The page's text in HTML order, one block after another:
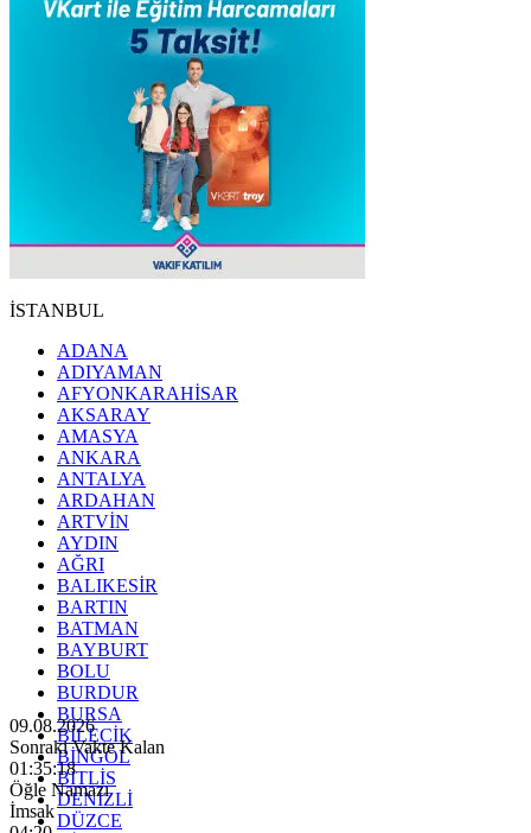
İSTANBUL
ADANA
ADIYAMAN
AFYONKARAHİSAR
AKSARAY
AMASYA
ANKARA
ANTALYA
ARDAHAN
ARTVİN
AYDIN
AĞRI
BALIKESİR
BARTIN
BATMAN
BAYBURT
BOLU
BURDUR
BURSA
BİLECİK
BİNGÖL
BİTLİS
DENİZLİ
DÜZCE
09.08.2026
Sonraki Vakte Kalan
01:35:16
Öğle Namazı
İmsak